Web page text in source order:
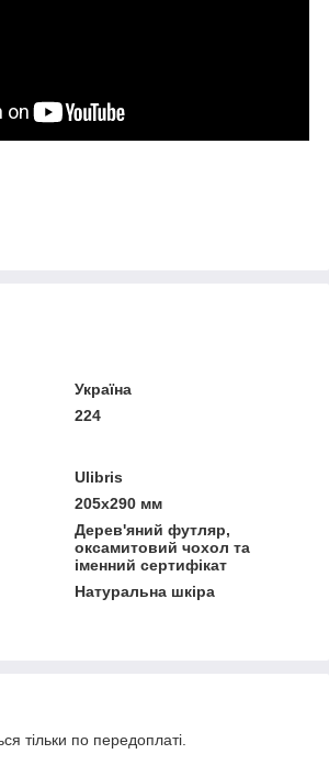
Україна
224
Ulibris
205х290 мм
Дерев'яний футляр,
оксамитовий чохол та
іменний сертифікат
Натуральна шкіра
тільки по передоплаті.